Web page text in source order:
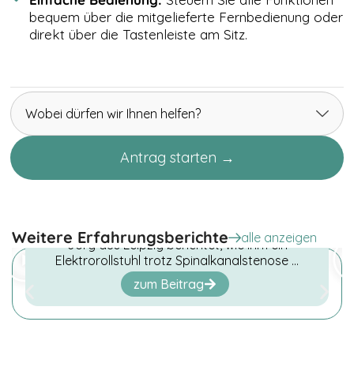
bequem über die mitgelieferte Fernbedienung oder
direkt über die Tastenleiste am Sitz.
Wobei dürfen wir Ihnen helfen?
Antrag starten →
Weitere Erfahrungsberichte alle anzeigen
Leipzig gewinnt Mobilität zurück
Jörg aus Leipzig berichtet, wie ihm ein
Elektrorollstuhl trotz Spinalkanalstenose …
zum Beitrag